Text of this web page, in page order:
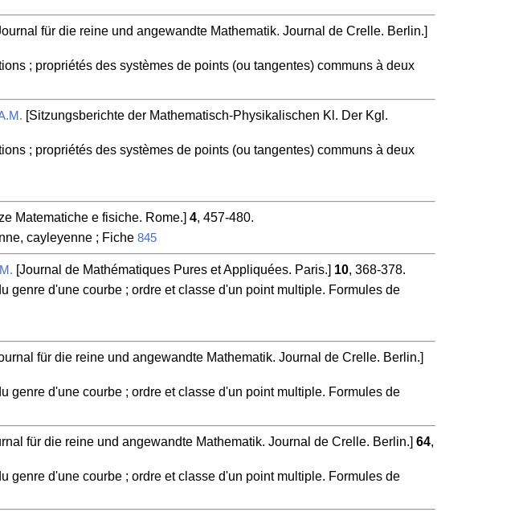
für die reine und angewandte Mathematik. Journal de Crelle. Berlin.]
; propriétés des systèmes de points (ou tangentes) communs à deux
[Sitzungsberichte der Mathematisch-Physikalischen Kl. Der Kgl.
; propriétés des systèmes de points (ou tangentes) communs à deux
Matematiche e fisiche. Rome.] 4, 457-480.
cayleyenne ; Fiche 845
[Journal de Mathématiques Pures et Appliquées. Paris.] 10, 368-378.
d'une courbe ; ordre et classe d'un point multiple. Formules de
für die reine und angewandte Mathematik. Journal de Crelle. Berlin.]
d'une courbe ; ordre et classe d'un point multiple. Formules de
für die reine und angewandte Mathematik. Journal de Crelle. Berlin.] 64,
d'une courbe ; ordre et classe d'un point multiple. Formules de